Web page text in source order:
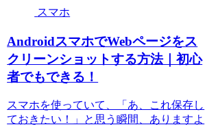
スマホ
AndroidスマホでWebページをス
クリーンショットする方法｜初心
者でもできる！
スマホを使っていて、「あ、これ保存し
ておきたい！」と思う瞬間、ありますよ